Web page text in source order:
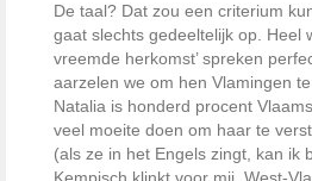
De taal? Dat zou een criterium
gaat slechts gedeeltelijk op. Heel
vreemde herkomst’ spreken
aarzelen we om hen Vlamingen
Natalia is honderd procent
veel moeite doen om haar te
(als ze in het Engels zingt, kan ik